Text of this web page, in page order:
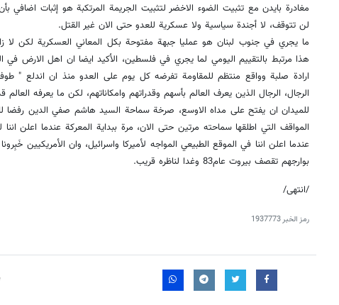
مغادرة بايدن مع تثبيت الضوء الاخضر لتثبيت الجريمة المرتكبة هو إثبات اضافي
لن تتوقف، لا أجندة سياسية ولا عسكرية للعدو حتى الان غير القتل.
ما يجري في جنوب لبنان هو عمليا جبهة مفتوحة بكل المعاني العسكرية لكن لا
هذا مرتبط بالتقييم اليومي لما يجري في فلسطين، الأكيد ايضا ان اهل الارض
ارادة صلبة وواقع منتظم للمقاومة تفرضه كل يوم على العدو منذ ان اندلع "
الرجال، الرجال الذين يعرف العالم بأسهم وقدراتهم وامكاناتهم، لكن ما يعرفه
للميدان ان يفتح على مداه الاوسع، صرخة سماحة السيد هاشم صفي الدين رفضا
المواقف التي اطلقها سماحته مرتين حتى الان، مرة ببداية المعركة عندما اعلن
عندما اعلن اننا في الموقع الطبيعي المواجه لأميركا واسرائيل، وان الأمريكيين
بوارجهم تقصف بيروت عام83 وغدا لناظره قريب.
/انتهى/
رمز الخبر1937773